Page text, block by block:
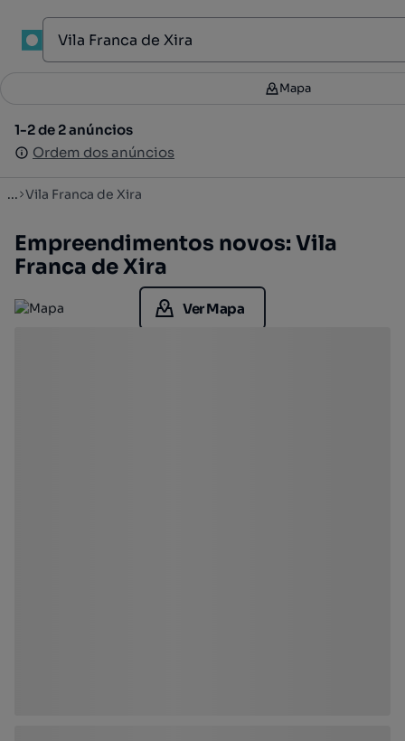
Filtros
1-2 de 2 anúncios
Ordem dos anúncios
Mapa
1-2 de 2 anúncios
Ordem dos anúncios
... Vila Franca de Xira
Empreendimentos novos: Vila
Franca de Xira
Ver Mapa